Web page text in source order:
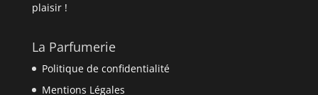
plaisir !
La Parfumerie
Politique de confidentialité
Mentions Légales